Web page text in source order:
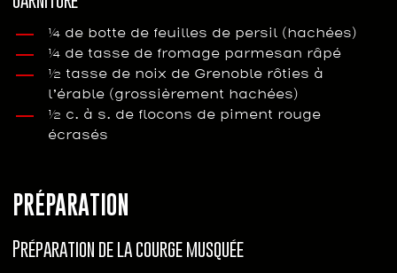
¼ de botte de feuilles de persil (hachées)
¼ de tasse de fromage parmesan râpé
½ tasse de noix de Grenoble rôties à
l’érable (grossièrement hachées)
½ c. à s. de flocons de piment rouge
écrasés
PRÉPARATION
Préparation de la courge musquée